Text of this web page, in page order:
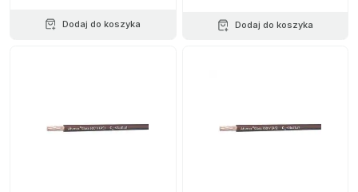
Dodaj do koszyka Dodaj do koszyka